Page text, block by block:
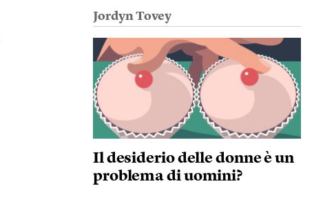
Jordyn Tovey
Il desiderio delle donne è un
problema di uomini?